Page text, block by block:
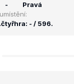
-
Pravá
čtyřhra: - / 596.